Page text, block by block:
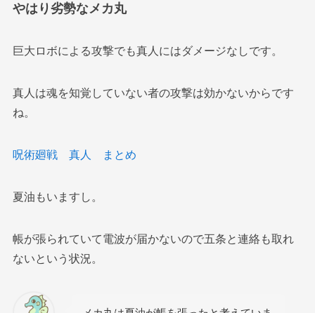
やはり劣勢なメカ丸
巨大ロボによる攻撃でも真人にはダメージなしです。
真人は魂を知覚していない者の攻撃は効かないからです
ね。
呪術廻戦 真人 まとめ
夏油もいますし。
帳が張られていて電波が届かないので五条と連絡も取れ
ないという状況。